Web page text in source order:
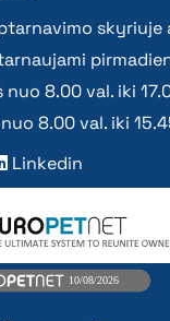
skyriuje
8.00 val. iki
8.00 val. iki
Linkedin